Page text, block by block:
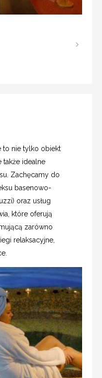
to nie tylko obiekt
także idealne
Zachęcamy do
basenowo-
oraz usług
które oferują
zarówno
relaksacyjne,